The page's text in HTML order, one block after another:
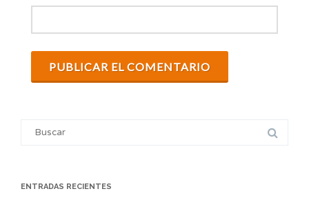
Search
ENTRADAS RECIENTES